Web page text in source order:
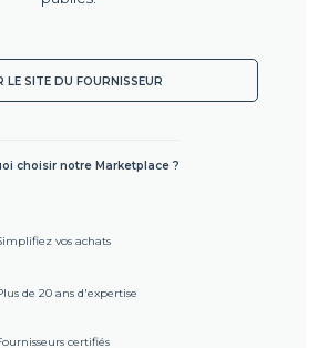
LE SITE DU FOURNISSEUR
choisir notre Marketplace ?
vos achats
de 20 ans d'expertise
certifiés